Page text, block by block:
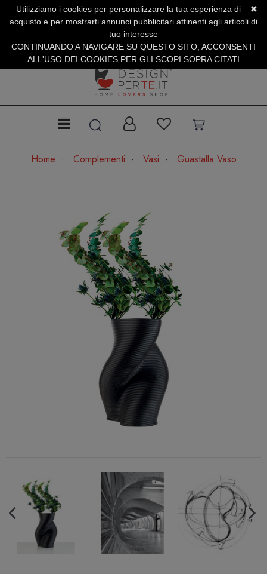
SERVIZIO CLIENTI +39.0773.470.562
SUMMER SALES | Fino al 40% di Sconto
Home Complementi Vasi Guastalla Vaso
✖
Utilizziamo i cookies per personalizzare la tua esperienza di
acquisto e per mostrarti annunci pubblicitari attinenti agli articoli di
tuo interesse
CONTINUANDO A NAVIGARE SU QUESTO SITO, ACCONSENTI
ALL'USO DEI COOKIES PER GLI SCOPI SOPRA CITATI